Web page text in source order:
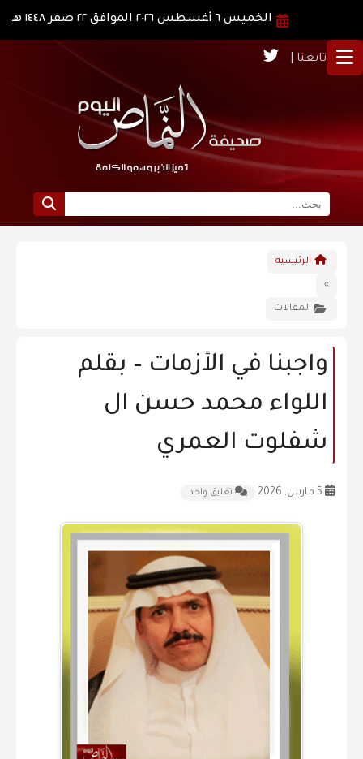
الخميس ٦ أغسطس ٢٠٢٦ الموافق ٢٢ صفر ١٤٤٨ هـ
تابعنا |
نبذة عن النماص
الرؤية و الرسالة
الاخبار
الرئيسية
»
المقالات
واجبنا في الأزمات – بقلم
اللواء محمد حسن ال
شفلوت العمري
تعليق واحد